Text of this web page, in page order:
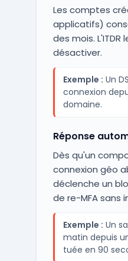
Les comptes
applicatifs)
des mois.
désactiver.
Exemple : Un
connexion
domaine.
Réponse
Dès qu'un
connexion géo
déclenche un
de re-MFA sans
Exemple : Un
matin depuis
tuée en 90